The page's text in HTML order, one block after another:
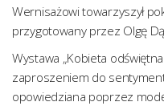
Wernisażowi towarzyszył
przygotowany przez Olgę
Wystawa „Kobieta
zaproszeniem do
opowiedziana poprzez